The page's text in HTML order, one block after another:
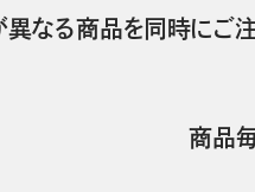
なる商品を同時にご
商品